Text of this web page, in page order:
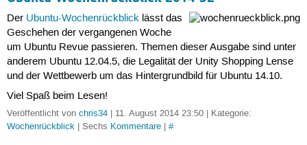
Der Ubuntu-Wochenrückblicklässt das
Geschehen der vergangenen Woche
um Ubuntu Revue passieren. Themen dieser Ausgabe sind unter
anderem Ubuntu 12.04.5, die Legalität der Unity Shopping Lense
und der Wettbewerb um das Hintergrundbild für Ubuntu 14.10.
Viel Spaß beim Lesen!
Veröffentlicht von chris34| 11. August 2014 23:50 | Kategorie:
Wochenrückblick| Sechs Kommentare| #